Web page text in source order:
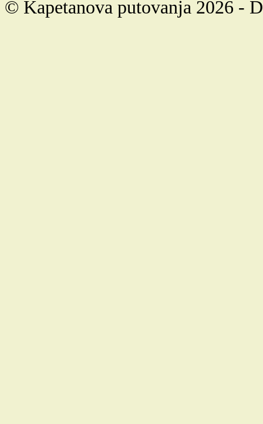
© Kapetanova putovanja 2026 -